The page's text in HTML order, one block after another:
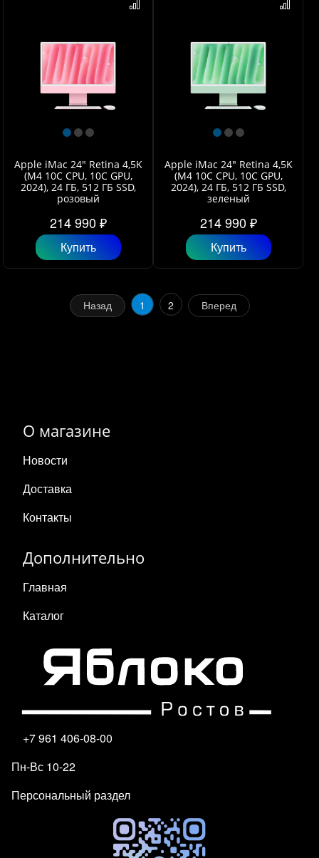
Apple iMac 24" Retina 4,5K
(M4 10C CPU, 10C GPU,
2024), 24 ГБ, 512 ГБ SSD,
розовый
214 990 ₽
Купить
Apple iMac 24" Retina 4,5K
(M4 10C CPU, 10C GPU,
2024), 24 ГБ, 512 ГБ SSD,
зеленый
214 990 ₽
Купить
Назад 1 2 Вперед
О магазине
Новости
Доставка
Контакты
Дополнительно
Главная
Каталог
+7 961 406-08-00
Пн-Вс 10-22
Персональный раздел